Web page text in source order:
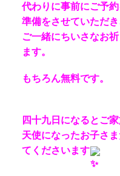
代わりに事前にご予
準備をさせていただき
ご一緒にちいさなお
ます。
もちろん無料です。
四十九日になるとご
天使になったお子さ
てくださいます